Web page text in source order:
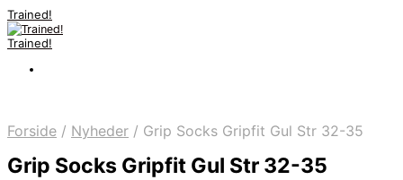
Trained!
Trained!
Forside / Nyheder / Grip Socks Gripfit Gul Str 32-35
Grip Socks Gripfit Gul Str 32-35